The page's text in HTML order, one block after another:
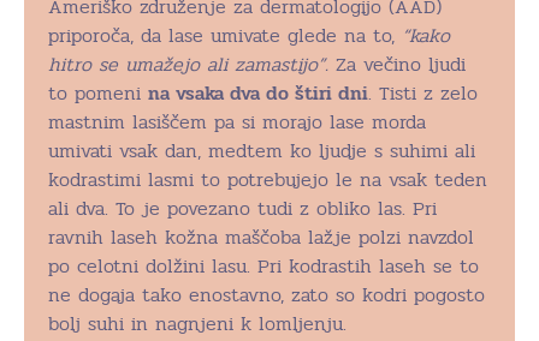
Ameriško združenje za dermatologijo (AAD)
priporoča, da lase umivate glede na to, “kako
hitro se umažejo ali zamastijo”. Za večino ljudi
to pomeni na vsaka dva do štiri dni. Tisti z zelo
mastnim lasiščem pa si morajo lase morda
umivati vsak dan, medtem ko ljudje s suhimi ali
kodrastimi lasmi to potrebujejo le na vsak teden
ali dva. To je povezano tudi z obliko las. Pri
ravnih laseh kožna maščoba lažje polzi navzdol
po celotni dolžini lasu. Pri kodrastih laseh se to
ne dogaja tako enostavno, zato so kodri pogosto
bolj suhi in nagnjeni k lomljenju.